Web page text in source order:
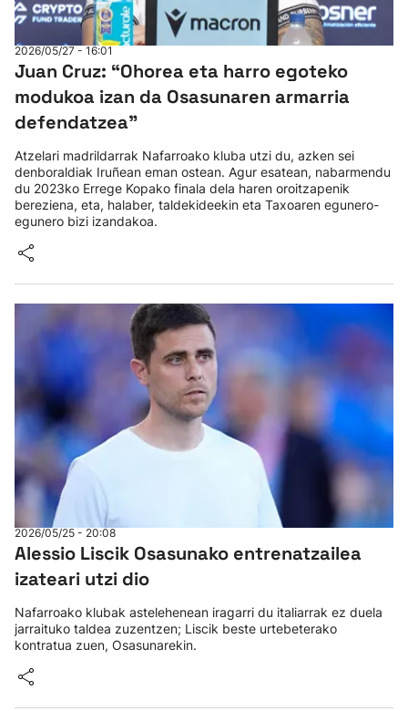
2026/05/27 - 16:01
Juan Cruz: “Ohorea eta harro egoteko
modukoa izan da Osasunaren armarria
defendatzea”
Atzelari madrildarrak Nafarroako kluba utzi du, azken sei
denboraldiak Iruñean eman ostean. Agur esatean, nabarmendu
du 2023ko Errege Kopako finala dela haren oroitzapenik
bereziena, eta, halaber, taldekideekin eta Taxoaren egunero-
egunero bizi izandakoa.
2026/05/25 - 20:08
Alessio Liscik Osasunako entrenatzailea
izateari utzi dio
Nafarroako klubak astelehenean iragarri du italiarrak ez duela
jarraituko taldea zuzentzen; Liscik beste urtebeterako
kontratua zuen, Osasunarekin.